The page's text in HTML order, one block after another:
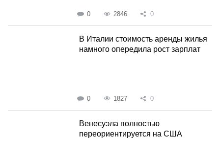
0 2846 0
В Италии стоимость аренды жилья
намного опередила рост зарплат
0 1827 0
Венесуэла полностью
переориентируется на США